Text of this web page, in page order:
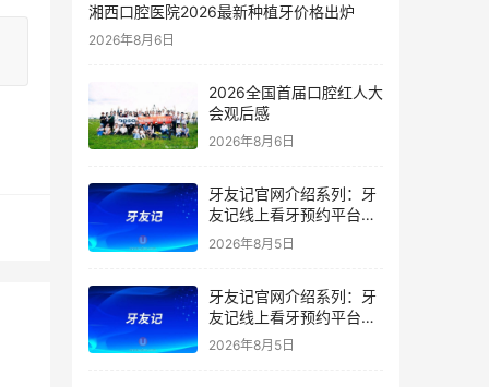
湘西口腔医院2026最新种植牙价格出炉
2026年8月6日
2026全国首届口腔红人大
会观后感
2026年8月6日
牙友记官网介绍系列：牙
友记线上看牙预约平台是
干什么的？靠谱吗？
2026年8月5日
牙友记官网介绍系列：牙
友记线上看牙预约平台让
看牙不再靠运气
2026年8月5日